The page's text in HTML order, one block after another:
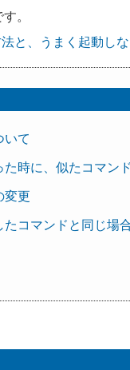
。
と、うまく起動しな
いて
た時に、似たコマン
変更
コマンドと同じ場